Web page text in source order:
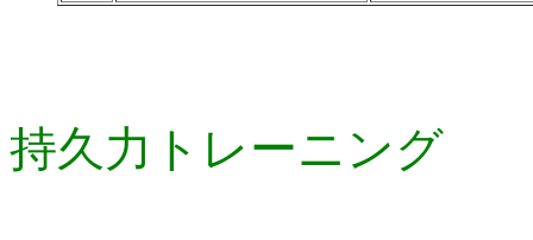
持久力トレーニング